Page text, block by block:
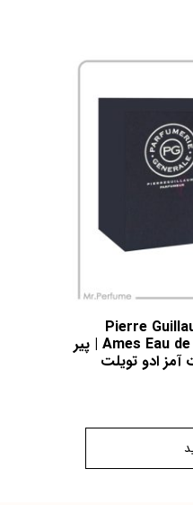
Pierre
Ames Eau de Toilette Apaisante | پیر
ادو تویلت